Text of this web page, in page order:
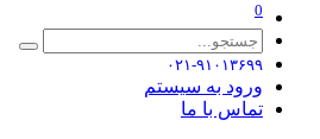
0
۰۲۱-۹۱۰۱۳۶۹۹
ورود به سیستم
تماس با ما